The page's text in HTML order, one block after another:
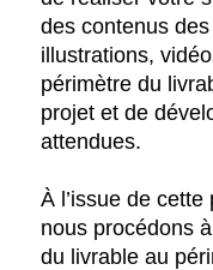
des contenus
illustrations,
périmètre du
projet et de
attendues.
À l’issue de
nous procédons
du livrable au